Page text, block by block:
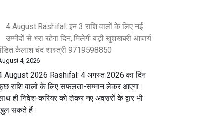
कैलाश चंद शास्त्री 9719598850
से धान खरीद होगी प्रारम्भ, 07 जुलाई 2026 से
4 August Rashifal: इन 3 राशि वालों के लिए नई
उम्मीदों से भरा रहेगा दिन, मिलेगी बड़ी खुशखबरी आचार्य
कैलाश चंद शास्त्री 9719598850
4, 2026
August 2026 Rashifal: 4 अगस्त 2026 का दिन
राशि वालों के लिए सफलता-सम्मान लेकर आएगा।
ही निवेश-करियर को लेकर नए अवसरों के द्वार भी
सकते हैं।